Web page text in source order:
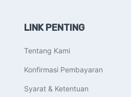
LINK PENTING
Tentang Kami
Konfirmasi Pembayaran
Syarat & Ketentuan